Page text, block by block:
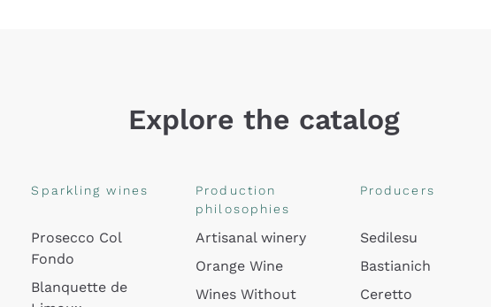
Explore the catalog
Sparkling wines
Prosecco Col
Fondo
Blanquette de
Production
philosophies
Artisanal winery
Orange Wine
Wines Without
Producers
Sedilesu
Bastianich
Ceretto